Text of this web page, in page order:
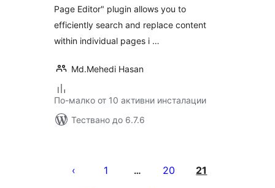
Page Editor" plugin allows you to
efficiently search and replace content
within individual pages i …
Md.Mehedi Hasan
По-малко от 10 активни инсталации
Тествано до 6.7.6
1 … 20 21